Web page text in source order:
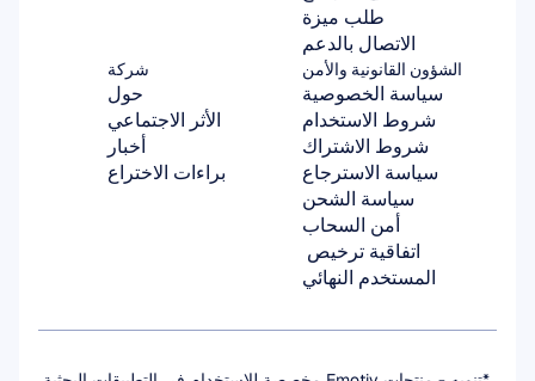
طلب ميزة
الاتصال بالدعم
شركة
حول
الأثر الاجتماعي
أخبار
براءات الاختراع
الشؤون القانونية والأمن
سياسة الخصوصية
شروط الاستخدام
شروط الاشتراك
سياسة الاسترجاع
سياسة الشحن
أمن السحاب
المستخدم النهائي